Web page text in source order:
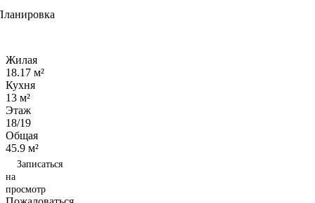
Жилая
18.17 м²
Кухня
13 м²
Этаж
18/19
Общая
45.9 м²
Записаться
на
просмотр